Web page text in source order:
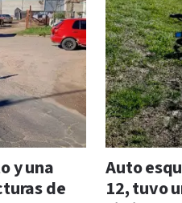
y una
de
Auto
12, tuvo